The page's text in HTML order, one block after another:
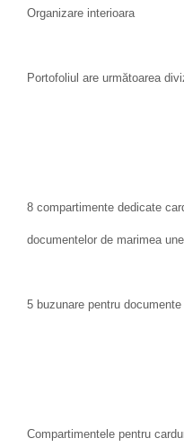
Organizare interioara
Portofoliul are următoarea
8 compartimente dedicate
documentelor de marimea
5 buzunare pentru documente
Compartimentele pentru